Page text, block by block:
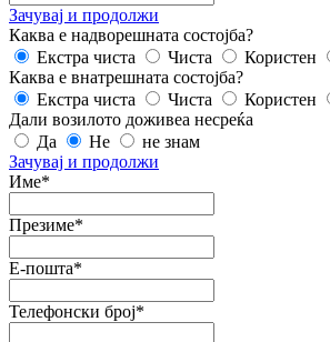
Зачувај и продолжи
Каква е надворешната состојба?
Екстра чиста
Чиста Користен
Каква е внатрешната состојба?
Екстра чиста
Чиста Користен
Дали возилото доживеа несреќа
Да
Не
не знам
Зачувај и продолжи
Име*
Презиме*
E-пошта*
Телефонски број*